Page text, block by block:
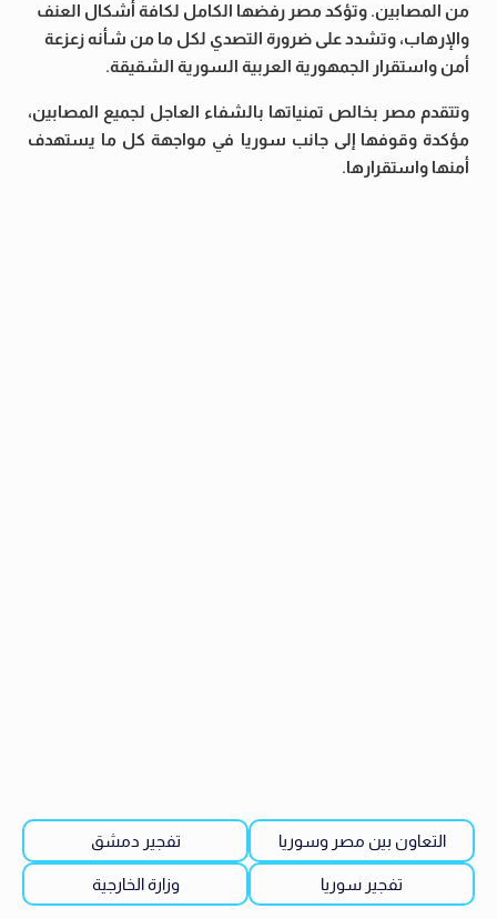
من المصابين. وتؤكد مصر رفضها الكامل لكافة أشكال العنف
والإرهاب، وتشدد على ضرورة التصدي لكل ما من شأنه زعزعة
أمن واستقرار الجمهورية العربية السورية الشقيقة.
وتتقدم مصر بخالص تمنياتها بالشفاء العاجل لجميع المصابين،
مؤكدة وقوفها إلى جانب سوريا في مواجهة كل ما يستهدف
أمنها واستقرارها.
التعاون بين مصر وسوريا تفجير دمشق
تفجير سوريا وزارة الخارجية